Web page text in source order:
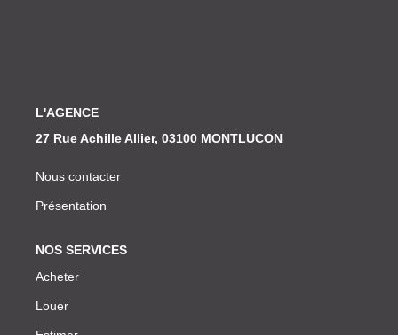
L'AGENCE
27 Rue Achille Allier, 03100 MONTLUCON
Nous contacter
Présentation
NOS SERVICES
Acheter
Louer